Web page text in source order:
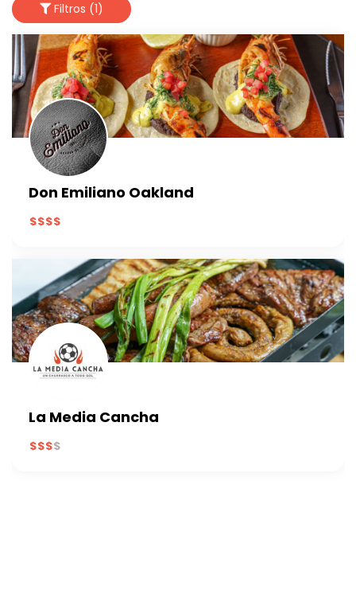
Filtros (1)
Don Emiliano Oakland
La Media Cancha